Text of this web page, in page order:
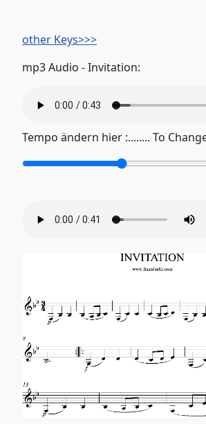
other Keys>>>
mp3 Audio - Invitation:
Tempo ändern hier :........ To